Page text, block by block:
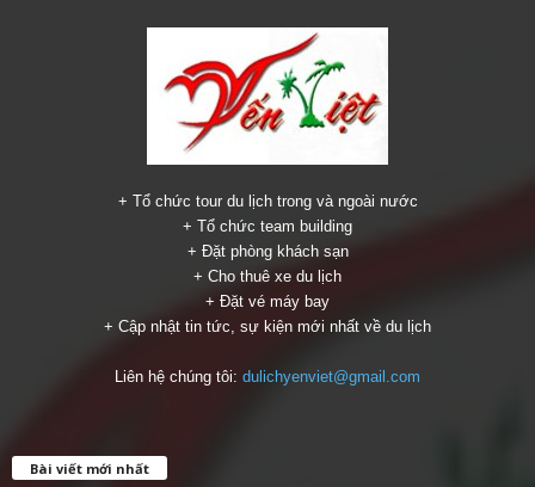
+ Tổ chức tour du lịch trong và ngoài nước
+ Tổ chức team building
+ Đặt phòng khách sạn
+ Cho thuê xe du lịch
+ Đặt vé máy bay
+ Cập nhật tin tức, sự kiện mới nhất về du lịch
Liên hệ chúng tôi: dulichyenviet@gmail.com
Bài viết mới nhất